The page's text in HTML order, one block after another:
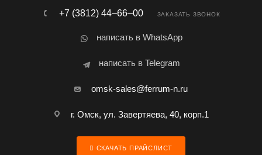
+7 (3812) 44‒66‒00 ЗАКАЗАТЬ ЗВОНОК
написать в WhatsApp
написать в Telegram
omsk-sales@ferrum-n.ru
г. Омск, ул. Завертяева, 40, корп.1
СКАЧАТЬ ПРАЙСЛИСТ